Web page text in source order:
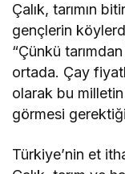
Çalık, tarımın
gençlerin
“Çünkü
ortada. Çay
olarak bu
görmesi
Türkiye’nin et